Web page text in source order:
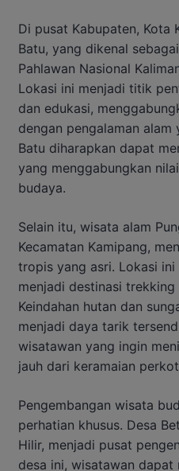
Di pusat Kabupaten, Kota
Batu, yang dikenal
Pahlawan Nasional
Lokasi ini menjadi titik
dan edukasi,
dengan pengalaman alam
Batu diharapkan dapat
yang menggabungkan
budaya.
Selain itu, wisata alam
Kecamatan Kamipang,
tropis yang asri. Lokasi
menjadi destinasi
Keindahan hutan dan
menjadi daya tarik
wisatawan yang ingin
jauh dari keramaian
Pengembangan wisata
perhatian khusus. Desa
Hilir, menjadi pusat
desa ini, wisatawan